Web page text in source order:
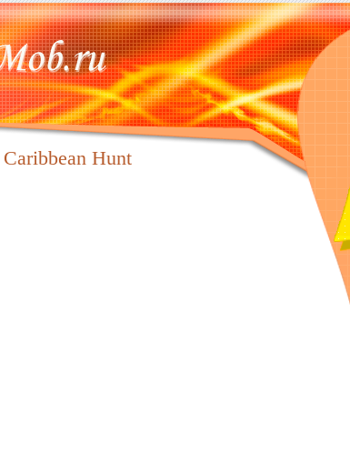
Hunt